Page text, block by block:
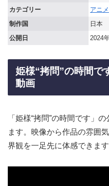
カテゴリー
アニメ
制作国
日本
公開日
2024
姫様“拷問”の時間で
動画
「姫様“拷問”の時間です」
ます。映像から作品の雰囲
界観を一足先に体感できます